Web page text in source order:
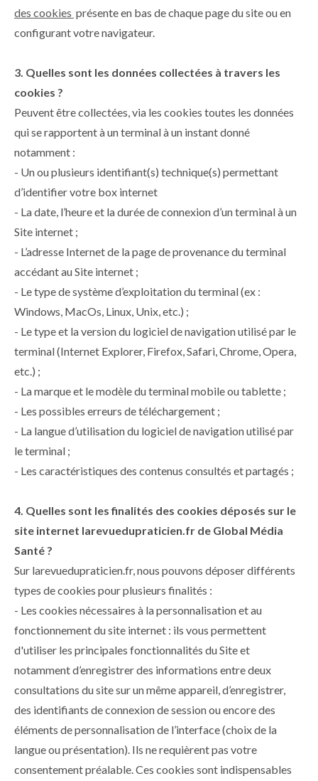
des cookies présente en bas de chaque page du site ou en
configurant votre navigateur.
3. Quelles sont les données collectées à travers les
cookies ?
Peuvent être collectées, via les cookies toutes les données
qui se rapportent à un terminal à un instant donné
notamment :
- Un ou plusieurs identifiant(s) technique(s) permettant
d’identifier votre box internet
- La date, l’heure et la durée de connexion d’un terminal à un
Site internet ;
- L’adresse Internet de la page de provenance du terminal
accédant au Site internet ;
- Le type de système d’exploitation du terminal (ex :
Windows, MacOs, Linux, Unix, etc.) ;
- Le type et la version du logiciel de navigation utilisé par le
terminal (Internet Explorer, Firefox, Safari, Chrome, Opera,
etc.) ;
- La marque et le modèle du terminal mobile ou tablette ;
- Les possibles erreurs de téléchargement ;
- La langue d’utilisation du logiciel de navigation utilisé par
le terminal ;
- Les caractéristiques des contenus consultés et partagés ;
4. Quelles sont les finalités des cookies déposés sur le
site internet larevuedupraticien.fr de Global Média
Santé ?
Sur larevuedupraticien.fr, nous pouvons déposer différents
types de cookies pour plusieurs finalités :
- Les cookies nécessaires à la personnalisation et au
fonctionnement du site internet : ils vous permettent
d'utiliser les principales fonctionnalités du Site et
notamment d’enregistrer des informations entre deux
consultations du site sur un même appareil, d’enregistrer,
des identifiants de connexion de session ou encore des
éléments de personnalisation de l’interface (choix de la
langue ou présentation). Ils ne requièrent pas votre
consentement préalable. Ces cookies sont indispensables